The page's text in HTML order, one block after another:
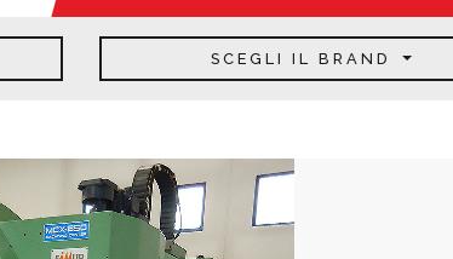
SCEGLI IL BRAND